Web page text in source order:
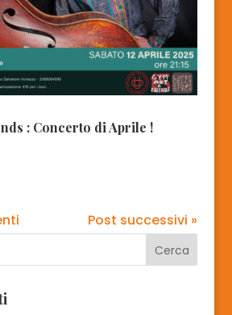
: Concerto di Aprile !
Post successivi »